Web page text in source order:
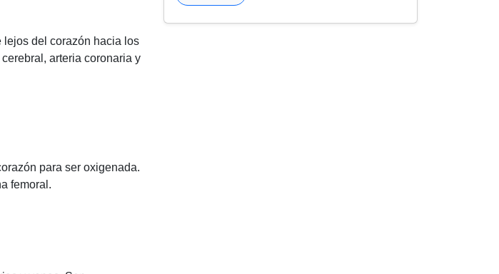
lejos del corazón hacia los
arteria coronaria y
para ser oxigenada.
femoral.